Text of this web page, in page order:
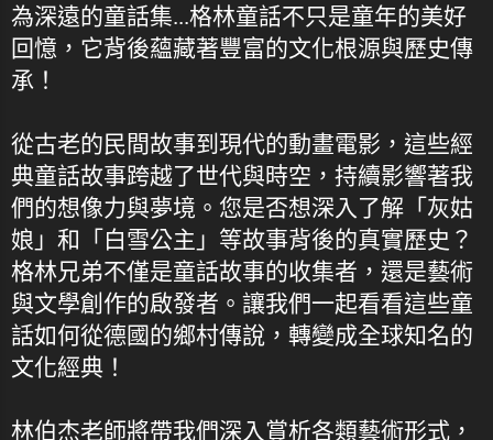
為深遠的童話集...格林童話不只是童年的美好
回憶，它背後蘊藏著豐富的文化根源與歷史傳
承！
從古老的民間故事到現代的動畫電影，這些經
典童話故事跨越了世代與時空，持續影響著我
們的想像力與夢境。您是否想深入了解「灰姑
娘」和「白雪公主」等故事背後的真實歷史？
格林兄弟不僅是童話故事的收集者，還是藝術
與文學創作的啟發者。讓我們一起看看這些童
話如何從德國的鄉村傳說，轉變成全球知名的
文化經典！
林伯杰老師將帶我們深入賞析各類藝術形式，